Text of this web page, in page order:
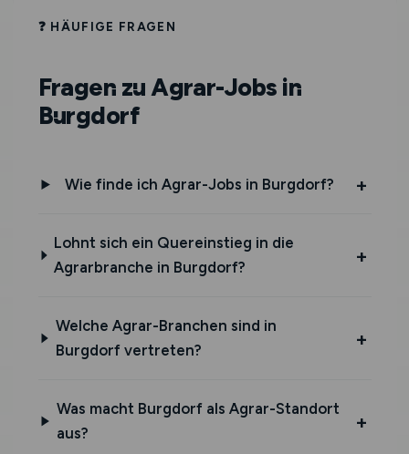
❓ HÄUFIGE FRAGEN
Fragen zu Agrar-Jobs in
Burgdorf
Wie finde ich Agrar-Jobs in Burgdorf?
Lohnt sich ein Quereinstieg in die
Agrarbranche in Burgdorf?
Welche Agrar-Branchen sind in
Burgdorf vertreten?
Was macht Burgdorf als Agrar-Standort
aus?